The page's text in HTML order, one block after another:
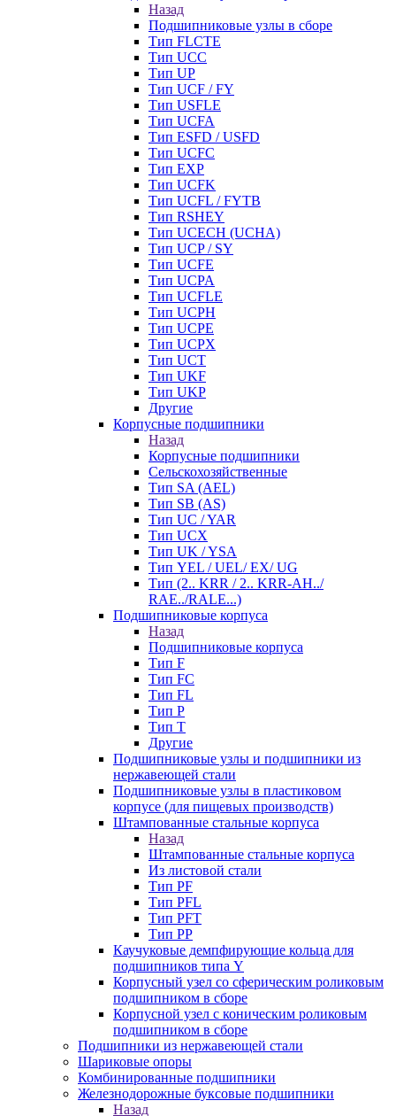
Назад
Подшипниковые узлы в сборе
Тип FLCTE
Тип UCC
Тип UP
Тип UCF / FY
Тип USFLE
Тип UCFA
Тип ESFD / USFD
Тип UCFC
Тип EXP
Тип UCFK
Тип UCFL / FYTB
Тип RSHEY
Тип UCECH (UCHA)
Тип UCP / SY
Тип UCFE
Тип UCPA
Тип UCFLE
Тип UCPH
Тип UCPE
Тип UCPX
Тип UCT
Тип UKF
Тип UKP
Другие
Корпусные подшипники
Назад
Корпусные подшипники
Сельскохозяйственные
Тип SA (AEL)
Тип SB (AS)
Тип UC / YAR
Тип UCX
Тип UK / YSA
Тип YEL / UEL/ EX/ UG
Тип (2.. KRR / 2.. KRR-AH../
RAE../RALE...)
Подшипниковые корпуса
Назад
Подшипниковые корпуса
Тип F
Тип FC
Тип FL
Тип P
Тип T
Другие
Подшипниковые узлы и подшипники из
нержавеющей стали
Подшипниковые узлы в пластиковом
корпусе (для пищевых производств)
Штампованные стальные корпуса
Назад
Штампованные стальные корпуса
Из листовой стали
Тип PF
Тип PFL
Тип PFT
Тип PP
Каучуковые демпфирующие кольца для
подшипников типа Y
Корпусный узел со сферическим роликовым
подшипником в сборе
Корпусной узел с коническим роликовым
подшипником в сборе
Подшипники из нержавеющей стали
Шариковые опоры
Комбинированные подшипники
Железнодорожные буксовые подшипники
Назад